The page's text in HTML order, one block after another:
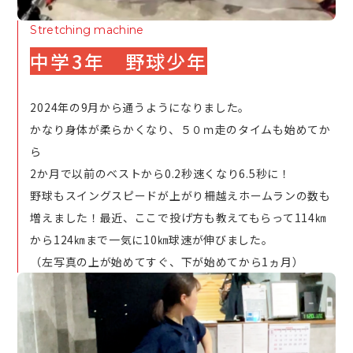
Stretching machine
中学3年 野球少年
2024年の9月から通うようになりました。
かなり身体が柔らかくなり、５０ｍ走のタイムも始めてか
ら
2か月で以前のベストから0.2秒速くなり6.5秒に！
野球もスイングスピードが上がり柵越えホームランの数も
増えました！最近、ここで投げ方も教えてもらって114㎞
から124㎞まで一気に10㎞球速が伸びました。
（左写真の上が始めてすぐ、下が始めてから1ヵ月）